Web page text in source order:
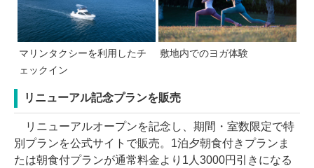
マリンタクシーを利用したチ
ェックイン
敷地内でのヨガ体験
リニューアル記念プランを販売
リニューアルオープンを記念し、期間・室数限定で特
別プランを公式サイトで販売。1泊夕朝食付きプランま
たは朝食付プランが通常料金より1人3000円引きになる